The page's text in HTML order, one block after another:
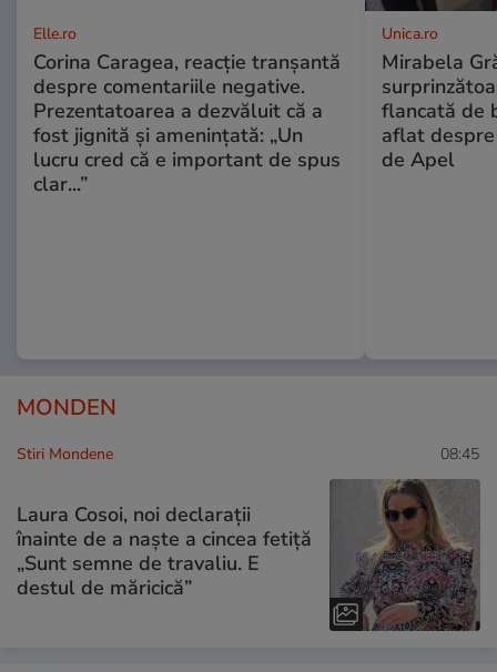
Elle.ro
Corina Caragea, reacție tranșantă
despre comentariile negative.
Prezentatoarea a dezvăluit că a
fost jignită și amenințată: „Un
lucru cred că e important de spus
clar...”
Unica.ro
Mirabela
flancată de
aflat
de Apel
MONDEN
Stiri Mondene 08:45
Laura Cosoi, noi declarații
înainte de a naște a cincea fetiță
„Sunt semne de travaliu. E
destul de măricică”